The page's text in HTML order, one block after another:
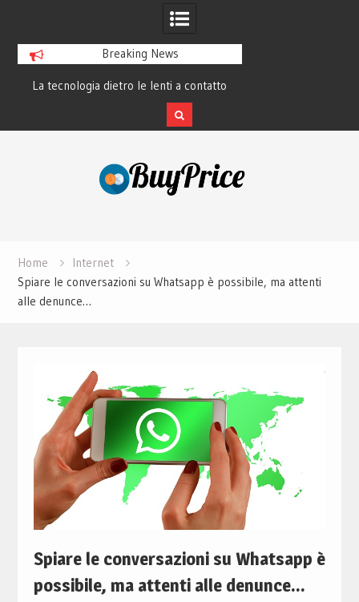
Breaking News
La tecnologia dietro le lenti a contatto
smart e il futuro visivo
Home
Internet
Spiare le conversazioni su Whatsapp è possibile, ma attenti
alle denunce…
Spiare le conversazioni su Whatsapp è
possibile, ma attenti alle denunce…